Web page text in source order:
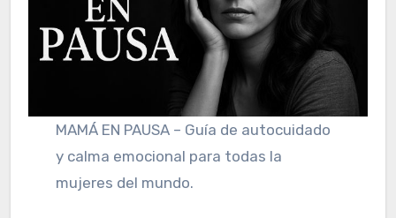
MAMÁ EN PAUSA – Guía de autocuidado
y calma emocional para todas la
mujeres del mundo.